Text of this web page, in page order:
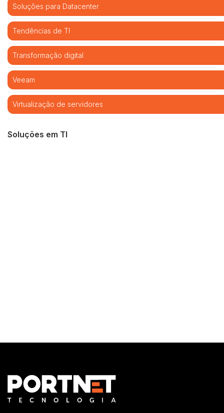
Soluções para Datacenter
Tendências de TI
Transformação digital
Veeam
Virtualização de servidores
Soluções em TI